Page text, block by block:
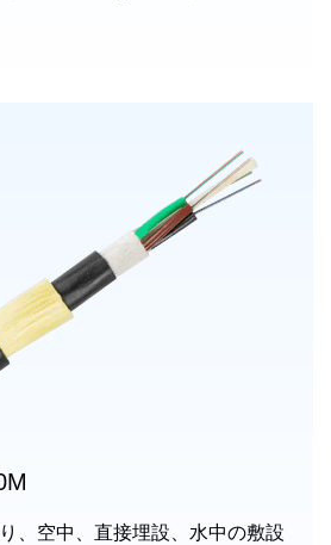
、空中、直接埋設、水中の敷設